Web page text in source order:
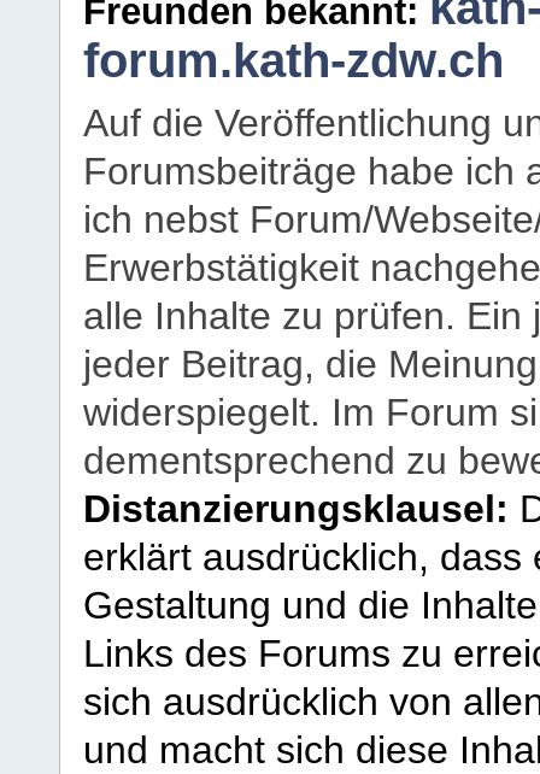
Freunden bekannt:
forum.kath-zdw.ch
Auf die Veröffentlichung
Forumsbeiträge habe ich
ich nebst Forum/
Erwerbstätigkeit
alle Inhalte zu prüfen.
jeder Beitrag, die
widerspiegelt. Im Forum
dementsprechend zu
Distanzierungsklausel:
erklärt ausdrücklich,
Gestaltung und die
Links des Forums zu
sich ausdrücklich von
und macht sich diese